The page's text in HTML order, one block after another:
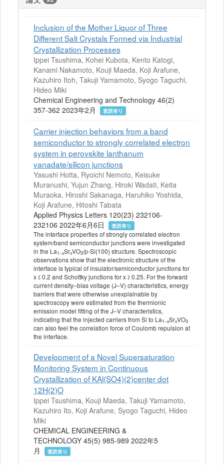
Inclusion of the Mother Liquor of Three
Different Salt Crystals Formed via Industrial
Crystallization Processes
Ippei Tsushima, Kohei Kubota, Kento Katogi,
Kanami Nakamoto, Kouji Maeda, Koji Arafune,
Kazuhiro Itoh, Takuji Yamamoto, Syogo Taguchi,
Hideo Miki
Chemical Engineering and Technology 46(2)
357-362 2023年2月
査読有り
Carrier injection behaviors from a band
semiconductor to strongly correlated electron
system in perovskite lanthanum
vanadate/silicon junctions
Yasushi Hotta, Ryoichi Nemoto, Keisuke
Muranushi, Yujun Zhang, Hiroki Wadati, Keita
Muraoka, Hiroshi Sakanaga, Haruhiko Yoshida,
Koji Arafune, Hitoshi Tabata
Applied Physics Letters 120(23) 232106-
232106 2022年6月6日
査読有り
The interface properties of strongly correlated electron
system/band semiconductor junctions were investigated
in the La1−xSrxVO3/p-Si(100) structure. Spectroscopic
observations show that the electronic structure of the
interface is typical of insulator/semiconductor junctions for
x ≤ 0.2 and Schottky junctions for x ≥ 0.25. For the forward
current density–bias voltage (J–V) characteristics, energy
barriers that were otherwise unexplainable by
spectroscopy were estimated from the thermionic
emission model fitting of the J–V characteristics,
indicating that the injected carriers from Si to La1−xSrxVO3
can also feel the correlation force of Coulomb repulsion at
the interface.
Development of a Novel Supersaturation
Monitoring System in Continuous
Crystallization of KAl(SO4)(2)center dot
12H(2)O
Ippei Tsushima, Kouji Maeda, Takuji Yamamoto,
Kazuhiro Ito, Koji Arafune, Syogo Taguchi, Hideo
Miki
CHEMICAL ENGINEERING &
TECHNOLOGY 45(5) 985-989 2022年5
月
査読有り